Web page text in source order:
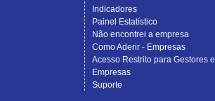
Indicadores
Painel Estatístico
Não encontrei a empresa
Como Aderir - Empresas
Acesso Restrito para Gestores e
Empresas
Suporte